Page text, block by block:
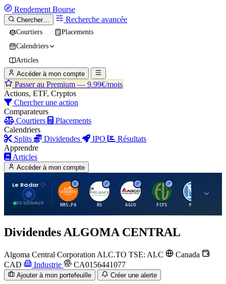
Rendement Bourse
Chercher… Recherche avancée
Courtiers
Placements
Calendriers
Articles
Accéder à mon compte
Passer au Premium — 9.99€/mois
Actions, ETF, Cryptos
Chercher une action
Comparateurs
Courtiers
Placements
Calendriers
Splits
Dividendes IPO
Résultats
Apprendre
Articles
Accéder à mon compte
Le Radar
20 SIGNAUX
H
RMS.PA
R
RS
A
AGCO
F
FCFS
M
MCO
Dividendes ALGOMA CENTRAL
Algoma Central Corporation ALC.TO TSE: ALC
Canada
CAD
Industrie CA0156441077
Ajouter à mon portefeuille Créer une alerte